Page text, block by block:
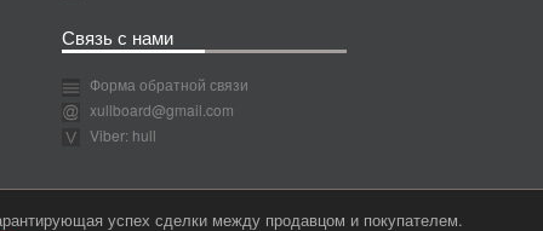
Связь с нами
Форма обратной связи
xullboard@gmail.com
Viber: hull
успех сделки между продавцом и покупателем.